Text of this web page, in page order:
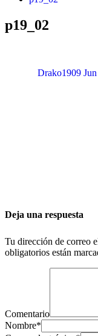
p19_02
Drako1909
Deja una respuesta
Tu dirección de correo
obligatorios están
Comentario
Nombre*